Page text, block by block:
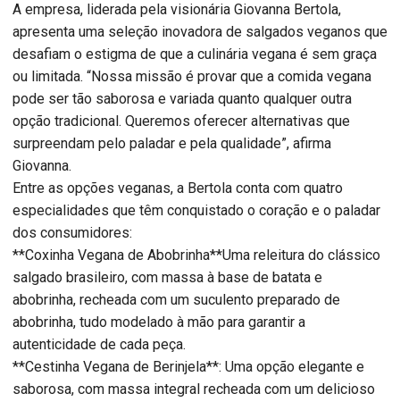
A empresa, liderada pela visionária Giovanna Bertola,
apresenta uma seleção inovadora de salgados veganos que
desafiam o estigma de que a culinária vegana é sem graça
ou limitada. “Nossa missão é provar que a comida vegana
pode ser tão saborosa e variada quanto qualquer outra
opção tradicional. Queremos oferecer alternativas que
surpreendam pelo paladar e pela qualidade”, afirma
Giovanna.
Entre as opções veganas, a Bertola conta com quatro
especialidades que têm conquistado o coração e o paladar
dos consumidores:
**Coxinha Vegana de Abobrinha**Uma releitura do clássico
salgado brasileiro, com massa à base de batata e
abobrinha, recheada com um suculento preparado de
abobrinha, tudo modelado à mão para garantir a
autenticidade de cada peça.
**Cestinha Vegana de Berinjela**: Uma opção elegante e
saborosa, com massa integral recheada com um delicioso